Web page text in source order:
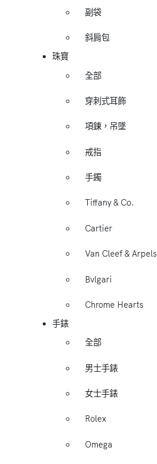
副袋
斜肩包
珠寶
全部
穿刺式耳飾
項鍊，吊墜
戒指
手鐲
Tiffany & Co.
Cartier
Van Cleef & Arpels
Bvlgari
Chrome Hearts
手錶
全部
男士手錶
女士手錶
Rolex
Omega